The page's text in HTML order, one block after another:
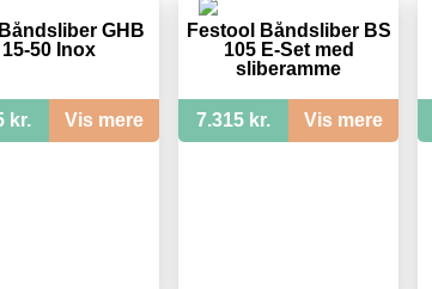
GHB
15-50 Inox
kr. Vis mere
Festool Båndsliber BS
105 E-Set med
sliberamme
7.315 kr. Vis mere